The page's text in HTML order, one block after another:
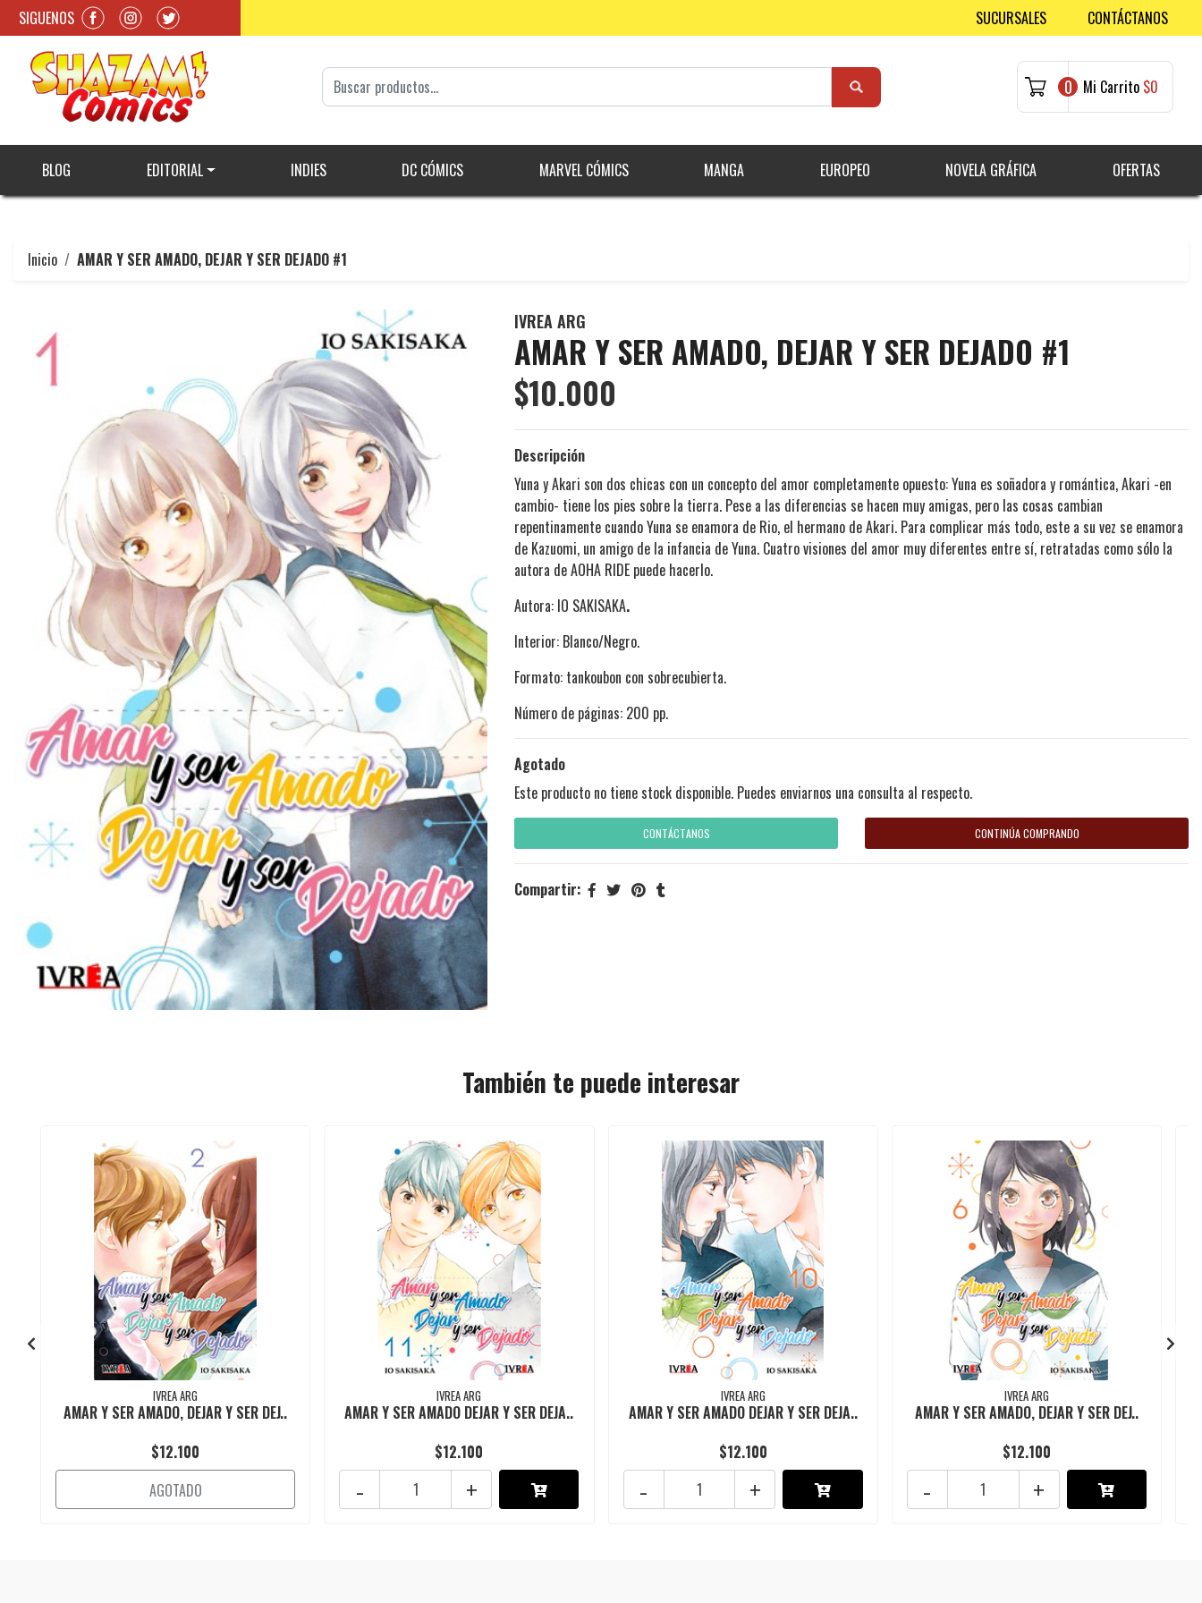
SIGUENOS SUCURSALES CONTÁCTANOS
0 Mi Carrito $0
BLOG EDITORIAL INDIES DC CÓMICS MARVEL CÓMICS MANGA EUROPEO NOVELA GRÁFICA OFERTAS
Inicio AMAR Y SER AMADO, DEJAR Y SER DEJADO #1
IVREA ARG
AMAR Y SER AMADO, DEJAR Y SER DEJADO #1
$10.000
Descripción
Yuna y Akari son dos chicas con un concepto del amor completamente opuesto: Yuna es soñadora y romántica, Akari -en
cambio- tiene los pies sobre la tierra. Pese a las diferencias se hacen muy amigas, pero las cosas cambian
repentinamente cuando Yuna se enamora de Rio, el hermano de Akari. Para complicar más todo, este a su vez se enamora
de Kazuomi, un amigo de la infancia de Yuna. Cuatro visiones del amor muy diferentes entre sí, retratadas como sólo la
autora de AOHA RIDE puede hacerlo.
Autora: IO SAKISAKA.
Interior: Blanco/Negro.
Formato: tankoubon con sobrecubierta.
Número de páginas: 200 pp.
Agotado
Este producto no tiene stock disponible. Puedes enviarnos una consulta al respecto.
CONTÁCTANOS CONTINÚA COMPRANDO
Compartir:
También te puede interesar
IVREA ARG
AMAR Y SER AMADO, DEJAR Y SER DEJ..
$12.100
AGOTADO
IVREA ARG
AMAR Y SER AMADO DEJAR Y SER DEJA..
$12.100
+
-
IVREA ARG
AMAR Y SER AMADO DEJAR Y SER DEJA..
$12.100
+
-
IVREA ARG
AMAR Y SER AMADO, DEJAR Y SER DEJ..
$12.100
+
-